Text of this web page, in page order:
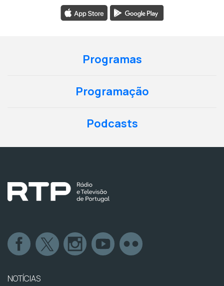
Programas
Programação
Podcasts
NOTÍCIAS